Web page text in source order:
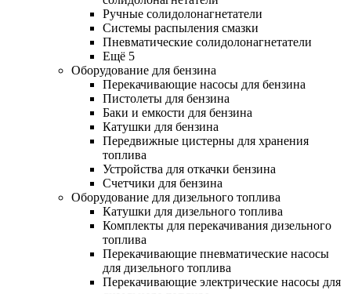
Ручные солидолонагнетатели
Системы распыления смазки
Пневматические солидолонагнетатели
Ещё 5
Оборудование для бензина
Перекачивающие насосы для бензина
Пистолеты для бензина
Баки и емкости для бензина
Катушки для бензина
Передвижные цистерны для хранения
топлива
Устройства для откачки бензина
Счетчики для бензина
Оборудование для дизельного топлива
Катушки для дизельного топлива
Комплекты для перекачивания дизельного
топлива
Перекачивающие пневматические насосы
для дизельного топлива
Перекачивающие электрические насосы для